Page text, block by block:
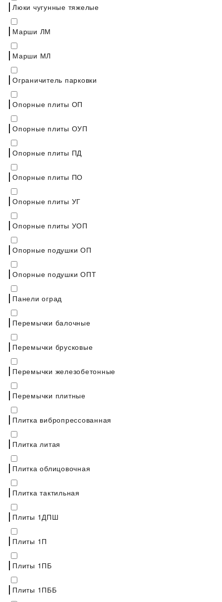
Люки чугунные тяжелые
Марши ЛМ
Марши МЛ
Ограничитель парковки
Опорные плиты ОП
Опорные плиты ОУП
Опорные плиты ПД
Опорные плиты ПО
Опорные плиты УГ
Опорные плиты УОП
Опорные подушки ОП
Опорные подушки ОПТ
Панели оград
Перемычки балочные
Перемычки брусковые
Перемычки железобетонные
Перемычки плитные
Плитка вибропрессованная
Плитка литая
Плитка облицовочная
Плитка тактильная
Плиты 1ДПШ
Плиты 1П
Плиты 1ПБ
Плиты 1ПББ